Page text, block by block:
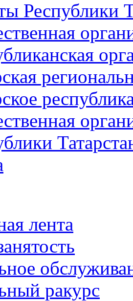
Республики
лента
ракурс